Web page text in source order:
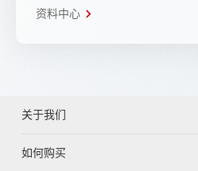
资料中心
关于我们
如何购买